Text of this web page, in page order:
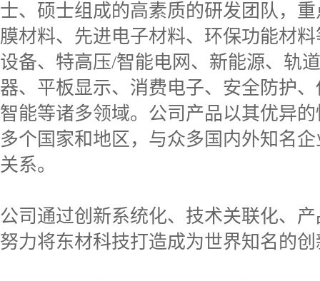
士、硕士组成的高素质的研发团队，
膜材料、先进电子材料、环保功能材
设备、特高压/智能电网、新能源、轨
器、平板显示、消费电子、安全防护
智能等诸多领域。公司产品以其优异
多个国家和地区，与众多国内外知名
关系。
公司通过创新系统化、技术关联化、
努力将东材科技打造成为世界知名的